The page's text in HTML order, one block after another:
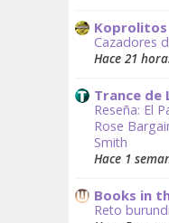
Koprolitos
Cazadores
Hace 21
Trance de
Reseña: El
Rose
Smith
Hace 1
Books in
Reto